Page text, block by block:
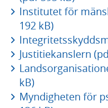
Institutet för
192 kB)
Justitiekanslern
kB)
Myndigheten för